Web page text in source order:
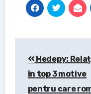
Hedepy:
în top 3 motive
pentru care